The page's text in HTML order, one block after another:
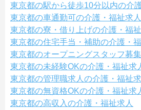
東京都の駅から徒歩10分以内の介
東京都の車通勤可の介護・福祉求人
東京都の寮・借り上げの介護・福
東京都の住宅手当・補助の介護・
東京都のオープニングスタッフ募
東京都の未経験OKの介護・福祉求
東京都の管理職求人の介護・福祉
東京都の無資格OKの介護・福祉求
東京都の高収入の介護・福祉求人